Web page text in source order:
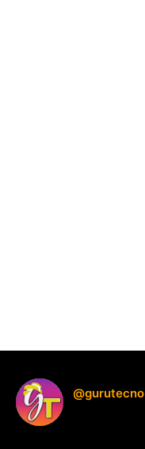
@gurutecno